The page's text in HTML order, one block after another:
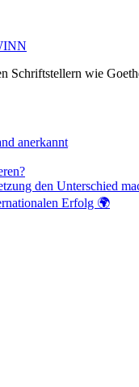
wie
anerkannt
den Unterschied
Erfolg 🌍